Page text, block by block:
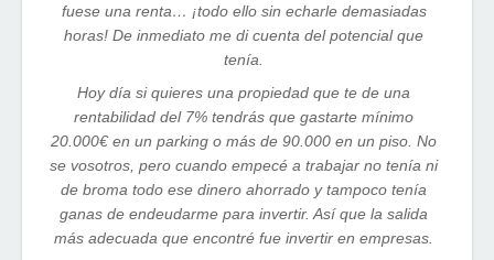
fuese una renta… ¡todo ello sin echarle demasiadas
horas! De inmediato me di cuenta del potencial que
tenía.
Hoy día si quieres una propiedad que te de una
rentabilidad del 7% tendrás que gastarte mínimo
20.000€ en un parking o más de 90.000 en un piso. No
se vosotros, pero cuando empecé a trabajar no tenía ni
de broma todo ese dinero ahorrado y tampoco tenía
ganas de endeudarme para invertir. Así que la salida
más adecuada que encontré fue invertir en empresas.